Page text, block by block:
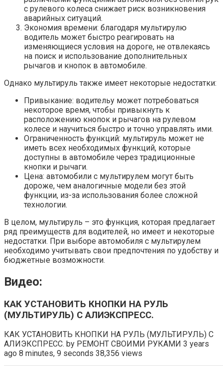
с рулевого колеса снижает риск возникновения
аварийных ситуаций.
Экономия времени: благодаря мультирулю
водитель может быстро реагировать на
изменяющиеся условия на дороге, не отвлекаясь
на поиск и использование дополнительных
рычагов и кнопок в автомобиле.
Однако мультируль также имеет некоторые недостатки:
Привыкание: водительу может потребоваться
некоторое время, чтобы привыкнуть к
расположению кнопок и рычагов на рулевом
колесе и научиться быстро и точно управлять ими.
Ограниченность функций: мультируль может не
иметь всех необходимых функций, которые
доступны в автомобиле через традиционные
кнопки и рычаги.
Цена: автомобили с мультирулем могут быть
дороже, чем аналогичные модели без этой
функции, из-за использования более сложной
технологии.
В целом, мультируль – это функция, которая предлагает
ряд преимуществ для водителей, но имеет и некоторые
недостатки. При выборе автомобиля с мультирулем
необходимо учитывать свои предпочтения по удобству и
бюджетные возможности.
Видео:
КАК УСТАНОВИТЬ КНОПКИ НА РУЛЬ
(МУЛЬТИРУЛЬ) С АЛИЭКСПРЕСС.
КАК УСТАНОВИТЬ КНОПКИ НА РУЛЬ (МУЛЬТИРУЛЬ) С
АЛИЭКСПРЕСС. by РЕМОНТ СВОИМИ РУКАМИ 3 years
ago 8 minutes, 9 seconds 38,356 views